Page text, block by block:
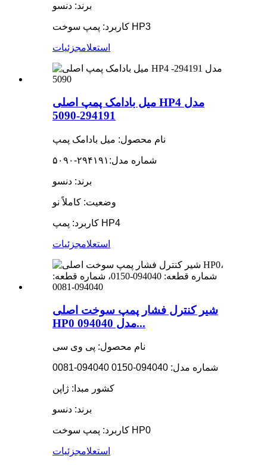
برند: دنسو
کاربرد: پمپ سوخت HP3
استعلامجزئیات
میل بادامک پمپ اصلی HP4 مدل
294191-5090
نام محصول: میل بادامک پمپ
شماره مدل: ۲۹۴۱۹۱-۵۰۹۰
برند: دنسو
وضعیت: کاملاً نو
کاربرد: پمپ HP4
استعلامجزئیات
شیر کنترل فشار پمپ سوخت اصلی
HP0 مدل 094040...
نام محصول: پی وی سی
شماره مدل: 094040-0150 094040-0081
کشور مبدا: ژاپن
برند: دنسو
کاربرد: پمپ سوخت HP0
استعلامجزئیات